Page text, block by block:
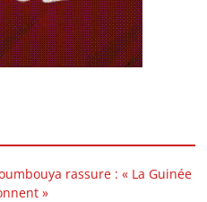
rassure : « La Guinée
»